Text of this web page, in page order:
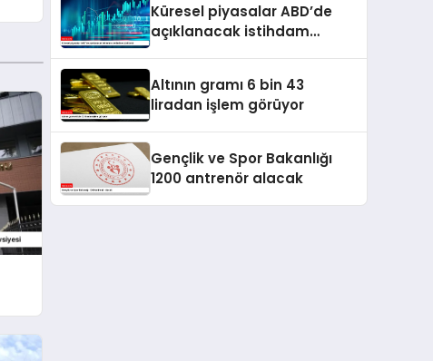
Küresel piyasalar ABD’de
açıklanacak istihdam
Altının gramı 6 bin 43
liradan işlem görüyor
Gençlik ve Spor Bakanlığı
1200 antrenör alacak